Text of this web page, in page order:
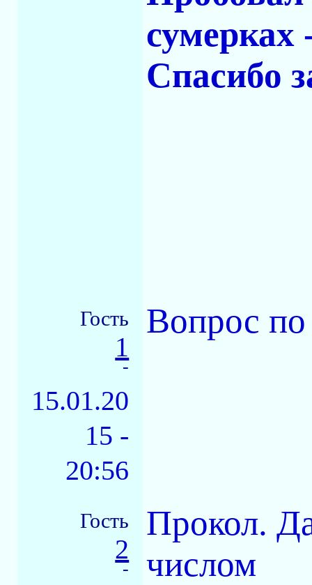
сумерках
Спасибо
Гость
1
-
15.01.20
15 -
20:56
Вопрос
Гость
2
-
Прокол.
числом